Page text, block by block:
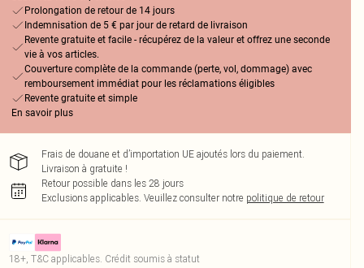
Prolongation de retour de 14 jours
Indemnisation de 5 € par jour de retard de livraison
Revente gratuite et facile - récupérez de la valeur et offrez une seconde
vie à vos articles.
Couverture complète de la commande (perte, vol, dommage) avec
remboursement immédiat pour les réclamations éligibles
Revente gratuite et simple
En savoir plus
Frais de douane et d’importation UE ajoutés lors du paiement.
Livraison à gratuite !
Retour possible dans les 28 jours
Exclusions applicables. Veuillez consulter notre politique de retour
18+, T&C applicables. Crédit soumis à statut